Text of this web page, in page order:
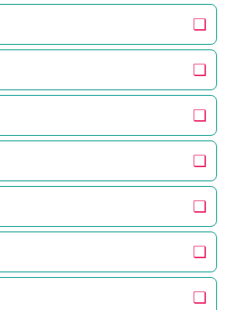
❏
❏
❏
❏
❏
❏
❏